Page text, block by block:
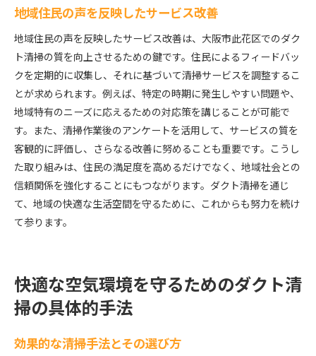
地域住民の声を反映したサービス改善
地域住民の声を反映したサービス改善は、大阪市此花区でのダク
ト清掃の質を向上させるための鍵です。住民によるフィードバッ
クを定期的に収集し、それに基づいて清掃サービスを調整するこ
とが求められます。例えば、特定の時期に発生しやすい問題や、
地域特有のニーズに応えるための対応策を講じることが可能で
す。また、清掃作業後のアンケートを活用して、サービスの質を
客観的に評価し、さらなる改善に努めることも重要です。こうし
た取り組みは、住民の満足度を高めるだけでなく、地域社会との
信頼関係を強化することにもつながります。ダクト清掃を通じ
て、地域の快適な生活空間を守るために、これからも努力を続け
て参ります。
快適な空気環境を守るためのダクト清
掃の具体的手法
効果的な清掃手法とその選び方